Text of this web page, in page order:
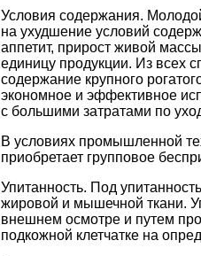
Условия содержания.
на ухудшение условий
аппетит, прирост живой
единицу продукции. Из всех
содержание крупного
экономное и эффективное
с большими затратами по
В условиях промышленной
приобретает групповое
Упитанность. Под
жировой и мышечной ткани.
внешнем осмотре и путем
подкожной клетчатке на